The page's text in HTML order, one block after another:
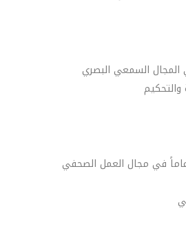
السمعي البصري